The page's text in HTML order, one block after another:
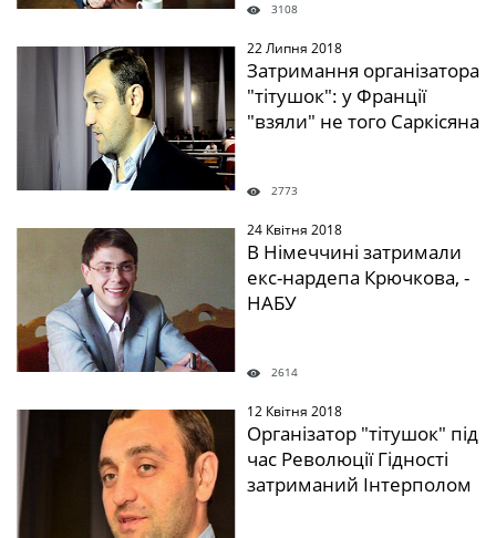
3108
22 Липня 2018
Затримання організатора
"тітушок": у Франції
"взяли" не того Саркісяна
2773
24 Квітня 2018
В Німеччині затримали
екс-нардепа Крючкова, -
НАБУ
2614
" /> 12 Квітня 2018
Організатор "тітушок" під
час Революції Гідності
затриманий Інтерполом